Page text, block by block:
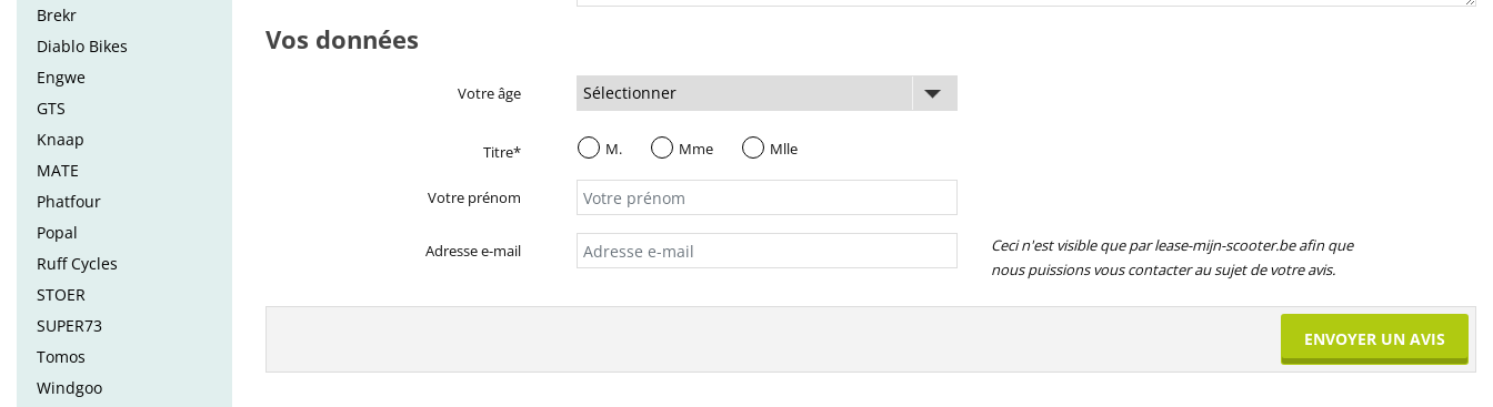
Brekr
Diablo Bikes
Engwe
GTS
Knaap
MATE
Phatfour
Popal
Ruff Cycles
STOER
SUPER73
Tomos
Windgoo
Vos données
Votre âge
Titre* M. Mme Mlle
Votre prénom
Adresse e-mail
Ceci n'est visible que par lease-mijn-scooter.be afin que
nous puissions vous contacter au sujet de votre avis.